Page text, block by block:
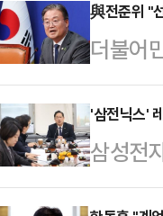
다"며
윤상원
갔던 자
해석된
상원 열
다"라
與전준위 "
더불어
도입하
헌·당
친청계
박으로
'삼전닉스'
삼성전
변동성